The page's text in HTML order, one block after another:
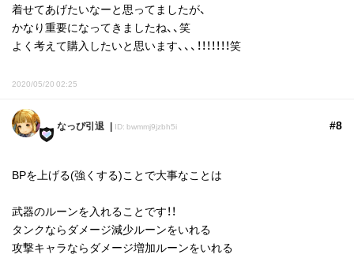
着せてあげたいなーと思ってましたが、
かなり重要になってきましたね、、笑
よく考えて購入したいと思います、、、！！！！！！！笑
2020/05/20 02:25
なっぴ引退 ID: bwmmj9jzbh5i #8
BPを上げる(強くする)ことで大事なことは
武器のルーンを入れることです！！
タンクならダメージ減少ルーンをいれる
攻撃キャラならダメージ増加ルーンをいれる